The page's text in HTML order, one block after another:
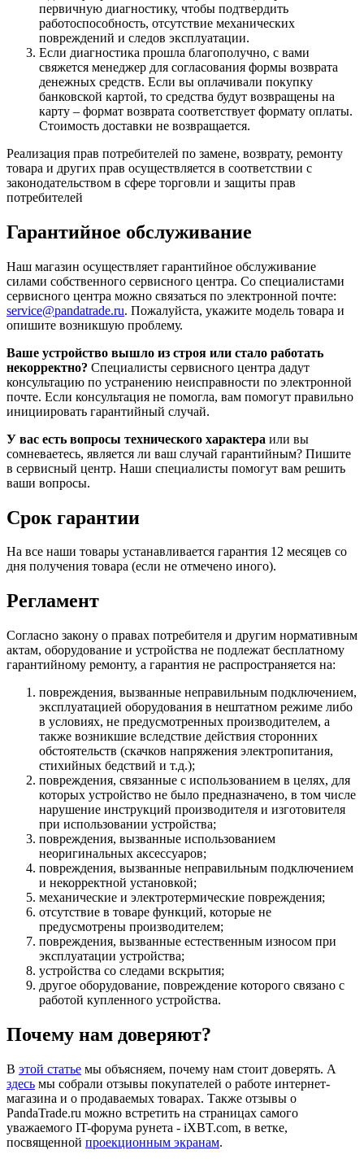
первичную диагностику, чтобы подтвердить
работоспособность, отсутствие механических
повреждений и следов эксплуатации.
Если диагностика прошла благополучно, с вами
свяжется менеджер для согласования формы возврата
денежных средств. Если вы оплачивали покупку
банковской картой, то средства будут возвращены на
карту – формат возврата соответствует формату оплаты.
Стоимость доставки не возвращается.
Реализация прав потребителей по замене, возврату, ремонту
товара и других прав осуществляется в соответствии с
законодательством в сфере торговли и защиты прав
потребителей
Гарантийное обслуживание
Наш магазин осуществляет гарантийное обслуживание
силами собственного сервисного центра. Со специалистами
сервисного центра можно связаться по электронной почте:
service@pandatrade.ru. Пожалуйста, укажите модель товара и
опишите возникшую проблему.
Ваше устройство вышло из строя или стало работать
некорректно? Специалисты сервисного центра дадут
консультацию по устранению неисправности по электронной
почте. Если консультация не помогла, вам помогут правильно
инициировать гарантийный случай.
У вас есть вопросы технического характера или вы
сомневаетесь, является ли ваш случай гарантийным? Пишите
в сервисный центр. Наши специалисты помогут вам решить
ваши вопросы.
Срок гарантии
На все наши товары устанавливается гарантия 12 месяцев со
дня получения товара (если не отмечено иного).
Регламент
Согласно закону о правах потребителя и другим нормативным
актам, оборудование и устройства не подлежат бесплатному
гарантийному ремонту, а гарантия не распространяется на:
повреждения, вызванные неправильным подключением,
эксплуатацией оборудования в нештатном режиме либо
в условиях, не предусмотренных производителем, а
также возникшие вследствие действия сторонних
обстоятельств (скачков напряжения электропитания,
стихийных бедствий и т.д.);
повреждения, связанные с использованием в целях, для
которых устройство не было предназначено, в том числе
нарушение инструкций производителя и изготовителя
при использовании устройства;
повреждения, вызванные использованием
неоригинальных аксессуаров;
повреждения, вызванные неправильным подключением
и некорректной установкой;
механические и электротермические повреждения;
отсутствие в товаре функций, которые не
предусмотрены производителем;
повреждения, вызванные естественным износом при
эксплуатации устройства;
устройства со следами вскрытия;
другое оборудование, повреждение которого связано с
работой купленного устройства.
Почему нам доверяют?
В этой статье мы объясняем, почему нам стоит доверять. А
здесь мы собрали отзывы покупателей о работе интернет-
магазина и о продаваемых товарах. Также отзывы о
PandaTrade.ru можно встретить на страницах самого
уважаемого IT-форума рунета - iXBT.com, в ветке,
посвященной проекционным экранам.